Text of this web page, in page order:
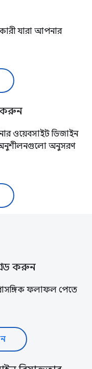
যারা আপনার
করুন
ওয়েবসাইট ডিজাইন
অনুসরণ
করুন
ফলাফল পেতে